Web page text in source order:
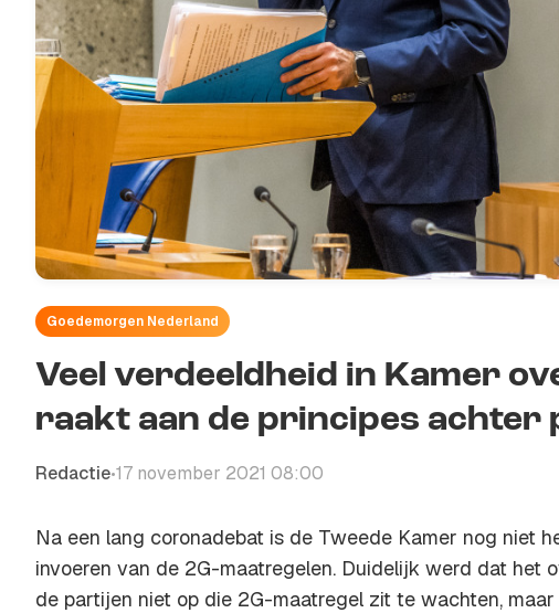
Goedemorgen Nederland
Veel verdeeldheid in Kamer
raakt aan de principes achter
Redactie•17 november 2021 08:00
Na een lang coronadebat is de Tweede Kamer nog niet
invoeren van de 2G-maatregelen. Duidelijk werd dat het
de partijen niet op die 2G-maatregel zit te wachten,